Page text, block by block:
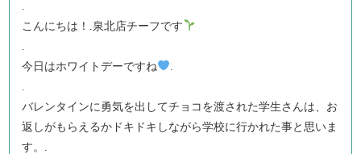
こんにちは！.泉北店チーフです
今日はホワイトデーですね
バレンタインに勇気を出してチョコを渡された学生さんは、お
返しがもらえるかドキドキしながら学校に行かれた事と思いま
す。.